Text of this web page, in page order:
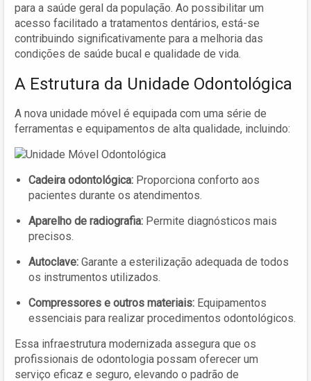
para a saúde geral da população. Ao possibilitar um
acesso facilitado a tratamentos dentários, está-se
contribuindo significativamente para a melhoria das
condições de saúde bucal e qualidade de vida.
A Estrutura da Unidade Odontológica
A nova unidade móvel é equipada com uma série de
ferramentas e equipamentos de alta qualidade, incluindo:
Cadeira odontológica: Proporciona conforto aos
pacientes durante os atendimentos.
Aparelho de radiografia: Permite diagnósticos mais
precisos.
Autoclave: Garante a esterilização adequada de todos
os instrumentos utilizados.
Compressores e outros materiais: Equipamentos
essenciais para realizar procedimentos odontológicos.
Essa infraestrutura modernizada assegura que os
profissionais de odontologia possam oferecer um
serviço eficaz e seguro, elevando o padrão de